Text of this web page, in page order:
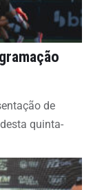
de
quinta-